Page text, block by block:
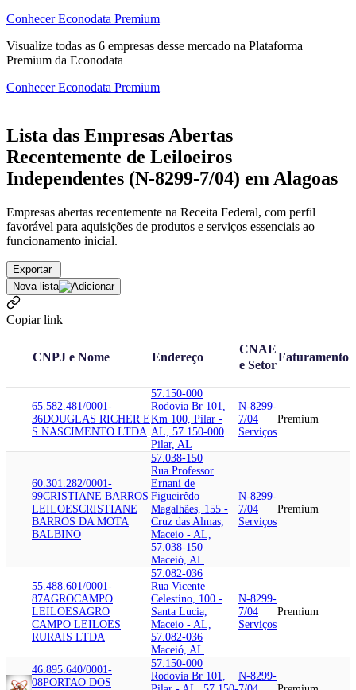
Conhecer Econodata Premium
Visualize todas as 6 empresas desse mercado na Plataforma
Premium da Econodata
Conhecer Econodata Premium
Lista das Empresas Abertas
Recentemente de Leiloeiros
Independentes (N-8299-7/04) em Alagoas
Empresas abertas recentemente na Receita Federal, com perfil
favorável para aquisições de produtos e serviços essenciais ao
funcionamento inicial.
Exportar
Nova lista
Copiar link
CNPJ e Nome Endereço
CNAE
e Setor
Faturamento
65.582.481/0001-
36DOUGLAS RICHER E
S NASCIMENTO LTDA
57.150-000
Rodovia Br 101,
Km 100, Pilar -
AL, 57.150-000
Pilar, AL
N-8299-
7/04
Serviços
Premium
60.301.282/0001-
99CRISTIANE BARROS
LEILOESCRISTIANE
BARROS DA MOTA
BALBINO
57.038-150
Rua Professor
Ernani de
Figueirêdo
Magalhães, 155 -
Cruz das Almas,
Maceio - AL,
57.038-150
Maceió, AL
N-8299-
7/04
Serviços
Premium
55.488.601/0001-
87AGROCAMPO
LEILOESAGRO
CAMPO LEILOES
RURAIS LTDA
57.082-036
Rua Vicente
Celestino, 100 -
Santa Lucia,
Maceio - AL,
57.082-036
Maceió, AL
N-8299-
7/04
Serviços
Premium
46.895.640/0001-
08PORTAO DOS
57.150-000
Rodovia Br 101,
N-8299-